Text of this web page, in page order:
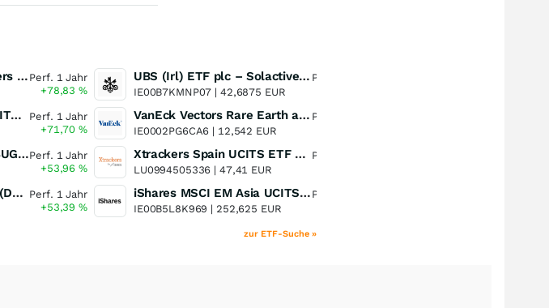
Amplify Junior Silver Miners ETF Junior Silver Miners ETF Perf. 1 Jahr
+78,83%
Global X Silver Miners UCITS ETF
Perf. 1 Jahr
+71,70%
Amundi NYSE Arca Gold BUGS UCITS ETF DistPerf. 1 Jahr
+53,96%
Lyxor Euro STOXX Banks (DR) UCITS ETF- Acc Perf. 1 Jahr
+53,39%
UBS (Irl) ETF plc – Solactive Global Pure Gold Miners UCITS ETF - A Dis USD o.N.
IE00B7KMNP07 | 42,6875 EUR
Perf. 1 Jahr
VanEck Vectors Rare Earth and Strategic Metals UCITS ETF
IE0002PG6CA6 | 12,542 EUR
Perf. 1 Jahr
Xtrackers Spain UCITS ETF Distribution
LU0994505336 | 47,41 EUR
Perf. 1 Jahr
iShares MSCI EM Asia UCITS ETF
IE00B5L8K969 | 252,625 EUR
Perf. 1 Jahr
zur ETF-Suche »